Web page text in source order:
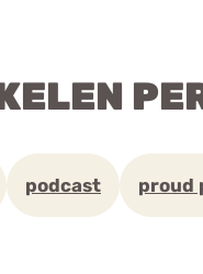
podcast proud